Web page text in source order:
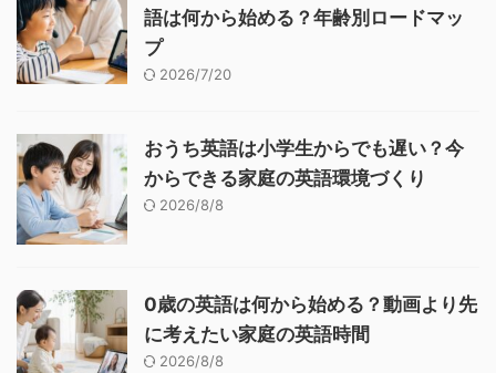
語は何から始める？年齢別ロードマッ
プ
2026/7/20
おうち英語は小学生からでも遅い？今
からできる家庭の英語環境づくり
2026/8/8
0歳の英語は何から始める？動画より先
に考えたい家庭の英語時間
2026/8/8